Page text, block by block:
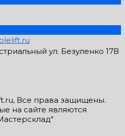
ул. Безуленко 17В
Все права защищены.
на сайте являются